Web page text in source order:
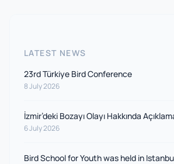
LATEST NEWS
23rd Türkiye Bird Conference
8 July 2026
İzmir’deki Bozayı Olayı Hakkında
6 July 2026
Bird School for Youth was held in